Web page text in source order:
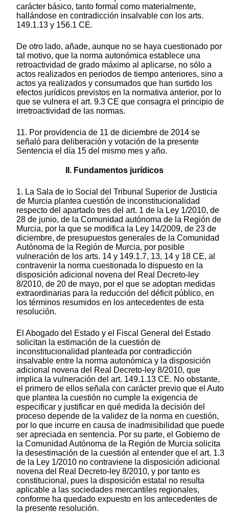
carácter básico, tanto formal como materialmente,
hallándose en contradicción insalvable con los arts.
149.1.13 y 156.1 CE.
De otro lado, añade, aunque no se haya cuestionado por
tal motivo, que la norma autonómica establece una
retroactividad de grado máximo al aplicarse, no sólo a
actos realizados en periodos de tiempo anteriores, sino a
actos ya realizados y consumados que han surtido los
efectos jurídicos previstos en la normativa anterior, por lo
que se vulnera el art. 9.3 CE que consagra el principio de
irretroactividad de las normas.
11. Por providencia de 11 de diciembre de 2014 se
señaló para deliberación y votación de la presente
Sentencia el día 15 del mismo mes y año.
II. Fundamentos jurídicos
1. La Sala de lo Social del Tribunal Superior de Justicia
de Murcia plantea cuestión de inconstitucionalidad
respecto del apartado tres del art. 1 de la Ley 1/2010, de
28 de junio, de la Comunidad autónoma de la Región de
Murcia, por la que se modifica la Ley 14/2009, de 23 de
diciembre, de presupuestos generales de la Comunidad
Autónoma de la Región de Murcia, por posible
vulneración de los arts. 14 y 149.1.7, 13, 14 y 18 CE, al
contravenir la norma cuestionada lo dispuesto en la
disposición adicional novena del Real Decreto-ley
8/2010, de 20 de mayo, por el que se adoptan medidas
extraordinarias para la reducción del déficit público, en
los términos resumidos en los antecedentes de esta
resolución.
El Abogado del Estado y el Fiscal General del Estado
solicitan la estimación de la cuestión de
inconstitucionalidad planteada por contradicción
insalvable entre la norma autonómica y la disposición
adicional novena del Real Decreto-ley 8/2010, que
implica la vulneración del art. 149.1.13 CE. No obstante,
el primero de ellos señala con carácter previo que el Auto
que plantea la cuestión no cumple la exigencia de
especificar y justificar en qué medida la decisión del
proceso depende de la validez de la norma en cuestión,
por lo que incurre en causa de inadmisibilidad que puede
ser apreciada en sentencia. Por su parte, el Gobierno de
la Comunidad Autónoma de la Región de Murcia solicita
la desestimación de la cuestión al entender que el art. 1.3
de la Ley 1/2010 no contraviene la disposición adicional
novena del Real Decreto-ley 8/2010, y por tanto es
constitucional, pues la disposición estatal no resulta
aplicable a las sociedades mercantiles regionales,
conforme ha quedado expuesto en los antecedentes de
la presente resolución.